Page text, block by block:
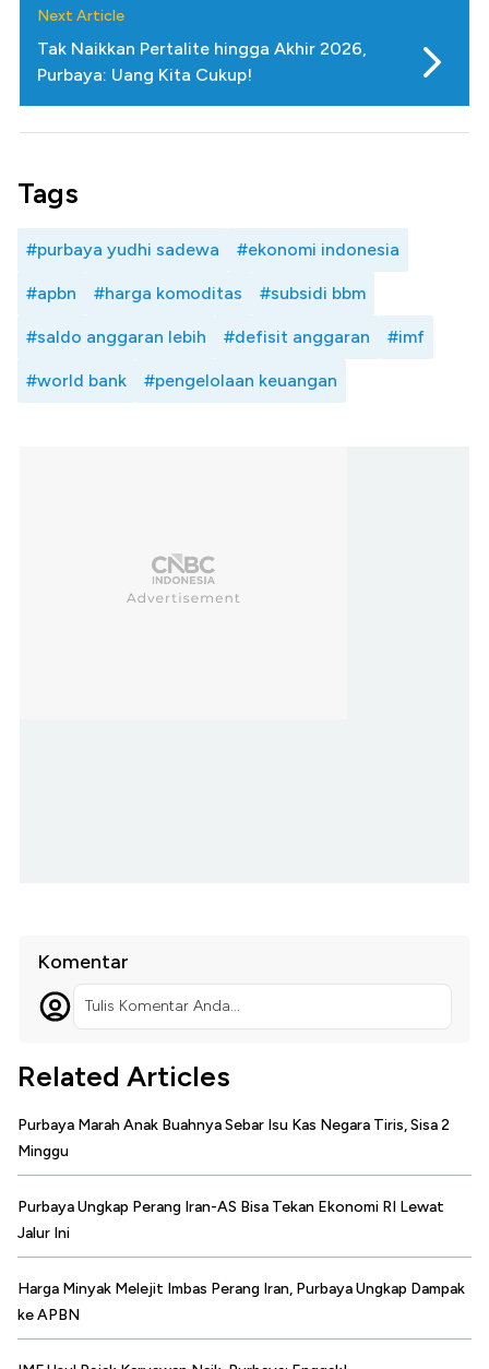
Next Article
Tak Naikkan Pertalite hingga Akhir 2026,
Purbaya: Uang Kita Cukup!
Tags
#purbaya yudhi sadewa #ekonomi indonesia
#apbn #harga komoditas #subsidi bbm
#saldo anggaran lebih #defisit anggaran #imf
#world bank #pengelolaan keuangan
Komentar
Tulis Komentar Anda...
Related Articles
Purbaya Marah Anak Buahnya Sebar Isu Kas Negara Tiris, Sisa 2
Minggu
Purbaya Ungkap Perang Iran-AS Bisa Tekan Ekonomi RI Lewat
Jalur Ini
Harga Minyak Melejit Imbas Perang Iran, Purbaya Ungkap Dampak
ke APBN